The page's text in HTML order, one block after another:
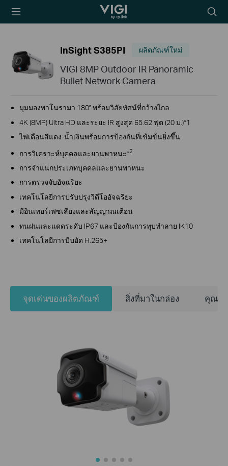
TP-Link, Reliably
icon
InSight S385PI ผลิตภัณฑ์ใหม่
VIGI 8MP Outdoor IR Panoramic
Bullet Network Camera
มุมมองพาโนรามา 180° พร้อมวิสัยทัศน์ที่กว้างไกล
4K (8MP) Ultra HD และระยะ IR สูงสุด 65.62 ฟุต (20 ม.)*1
ไฟเตือนสีแดง-น้ำเงินพร้อมการป้องกันที่เข้มข้นยิ่งขึ้น
การวิเคราะห์บุคคลและยานพาหนะ*2
การจำแนกประเภทบุคคลและยานพาหนะ
การตรวจจับอัจฉริยะ
เทคโนโลยีการปรับปรุงวิดีโออัจฉริยะ
มีอินเทอร์เฟซเสียงและสัญญาณเตือน
ทนฝนและแดดระดับ IP67 และป้องกันการทุบทำลาย IK10
เทคโนโลยีการบีบอัด H.265+
จุดเด่นของผลิตภัณฑ์ สิ่งที่มาในกล่อง คุณส